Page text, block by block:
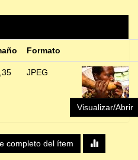
Formato
JPEG
Visualizar/Abrir
completo del ítem